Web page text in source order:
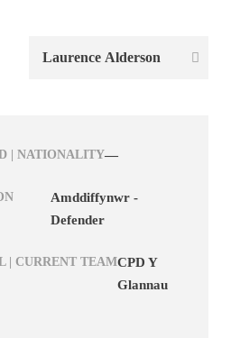
| NATIONALITY—
Amddiffynwr -
Defender
| CURRENT TEAMCPD Y
Glannau